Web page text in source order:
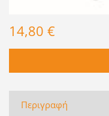
14,80 €
Περιγραφή